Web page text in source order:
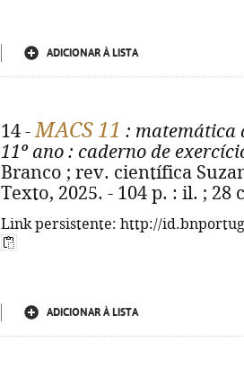
ADICIONAR À LISTA
14 -MACS 11 : matemática
11º ano : caderno de
Branco ; rev. científica
Texto, 2025. - 104 p. : il. ; 28
Link persistente: http://
ADICIONAR À LISTA